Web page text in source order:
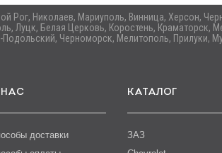
Рог, Николаев, Мариуполь, Винница, Херсон,
Луцк, Белая Церковь, Коростень,
Черноморск, Мелитополь, Прилуки,
доставки
КАТАЛОГ
ЗАЗ